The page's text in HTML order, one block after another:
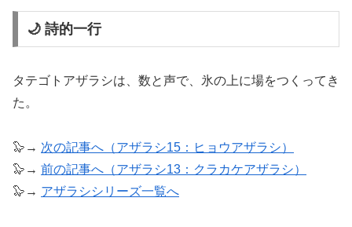
🌙 詩的一行
タテゴトアザラシは、数と声で、氷の上に場をつくってき
た。
🦭→ 次の記事へ（アザラシ15：ヒョウアザラシ）
🦭→ 前の記事へ（アザラシ13：クラカケアザラシ）
🦭→ アザラシシリーズ一覧へ